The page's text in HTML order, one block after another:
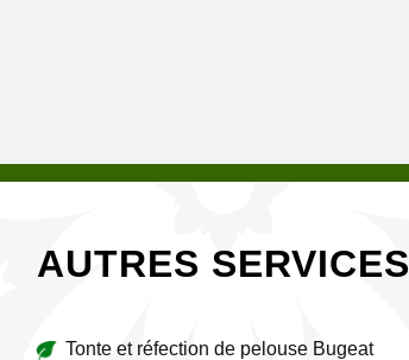
AUTRES SERVICES
Tonte et réfection de pelouse Bugeat